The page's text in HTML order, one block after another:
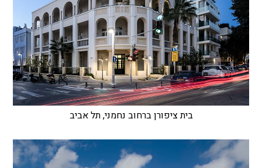
בית ציפורן ברחוב נחמני, תל אביב